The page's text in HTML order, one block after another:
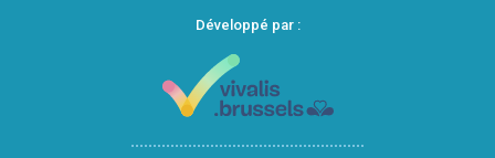
Développé par :